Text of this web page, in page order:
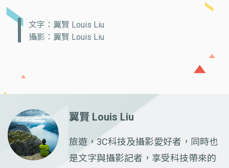
文字：翼賢 Louis Liu
攝影：翼賢 Louis Liu
翼賢 Louis Liu
旅遊，3C科技及攝影愛好者，同時也
是文字與攝影記者，享受科技帶來的